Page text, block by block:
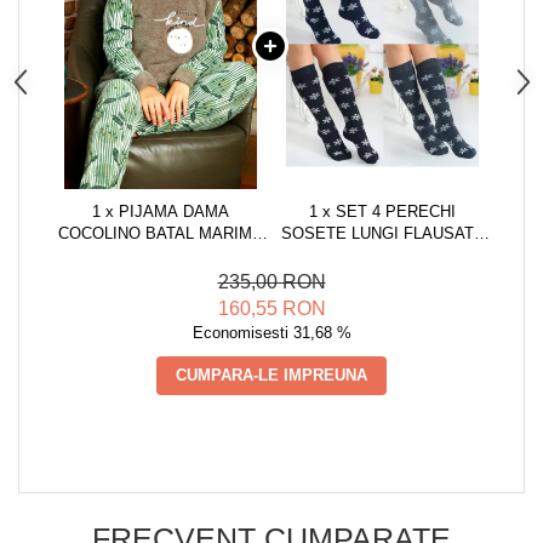
1 x PIJAMA DAMA
COCOLINO BATAL MARIME
CALDUROASA, COOL,
VERDE/GRI 14219
1 x SET 4 PERECHI
SOSETE LUNGI FLAUSATE
CRACIUN, MARIMEA
UNIVERSALA 36-40,
235,00 RON
160,55 RON
Economisesti 31,68 %
CUMPARA-LE IMPREUNA